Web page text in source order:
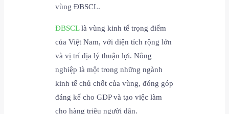
vùng ĐBSCL.
ĐBSCLlà vùng kinh tế trọng điểm
của Việt Nam, với diện tích rộng lớn
và vị trí địa lý thuận lợi. Nông
nghiệp là một trong những ngành
kinh tế chủ chốt của vùng, đóng góp
đáng kể cho GDP và tạo việc làm
cho hàng triệu người dân.